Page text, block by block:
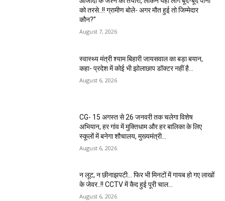
को तरसे..!! ग्रामीण बोले- अगर मौत हुई तो जिम्मेदार
कौन?”
August 7, 2026
स्वास्थ्य मंत्री श्याम बिहारी जायसवाल का बड़ा बयान,
कहा- प्रदेश में कोई भी झोलाछाप डॉक्टर नहीं है…
August 6, 2026
CG- 15 अगस्त से 26 जनवरी तक चलेगा विशेष
अभियान, हर गांव में मुक्तिधाम और हर बालिका के लिए
स्कूलों में बनेगा शौचालय, मुख्यमंत्री...
August 6, 2026
न लूट, न छीनाझपटी… फिर भी मिनटों में गायब हो गए लाखों
के जेवर..!! CCTV में कैद हुई पूरी चाल…
August 6, 2026